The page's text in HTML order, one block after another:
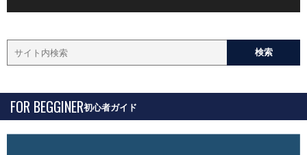
FOR BEGGINER